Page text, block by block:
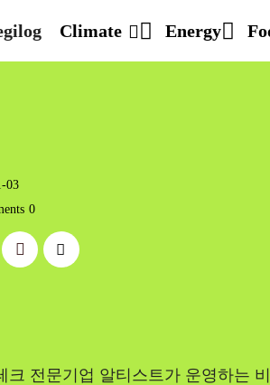
Climate Energy
03
0
크 전문기업 알티스트가 운영하는